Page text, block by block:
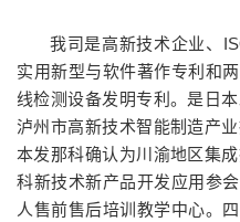
我司是高新技术企业、
实用新型与软件著作专利和
线检测设备发明专利。是日
泸州市高新技术智能制造产
本发那科确认为川渝地区集
科新技术新产品开发应用参
人售前售后培训教学中心。